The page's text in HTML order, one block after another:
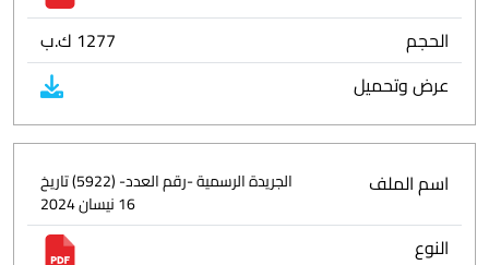
الحجم
1277 ك.ب
عرض وتحميل
اسم الملف
الجريدة الرسمية -رقم العدد- (5922) تاريخ
16 نيسان 2024
النوع